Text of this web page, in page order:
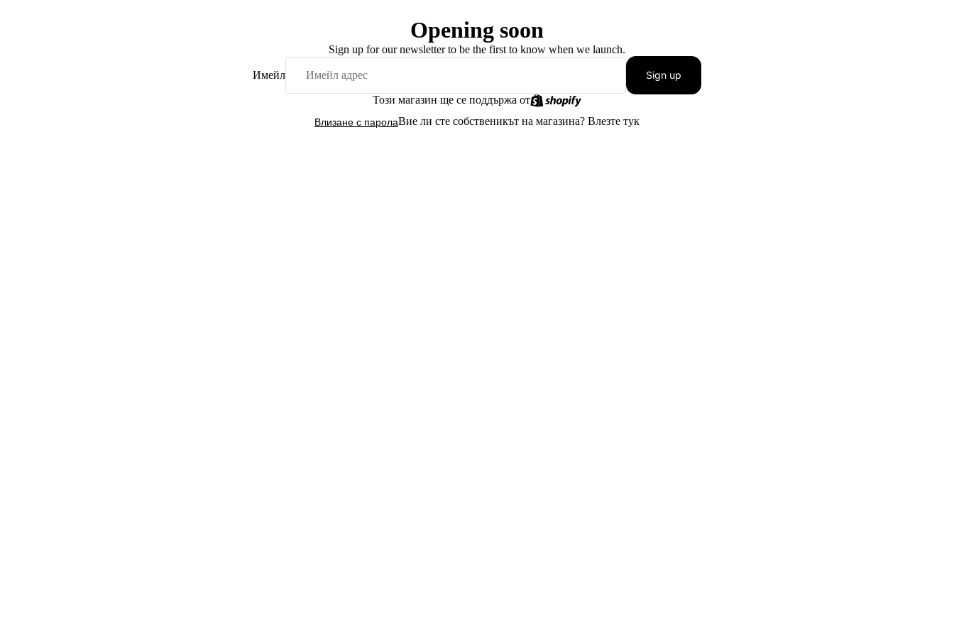
Opening soon
Sign up for our newsletter to be the first to know when we launch.
Имейл Sign up
Този магазин ще се поддържа от
Влизане с паролаВие ли сте собственикът на магазина? Влезте тук